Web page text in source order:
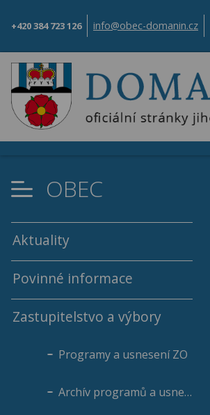
+420 384 723 126 info@obec-domanin.cz
OBEC
Aktuality
Povinné informace
Zastupitelstvo a výbory
Programy a usnesení ZO
Archív programů a usnesení ZO